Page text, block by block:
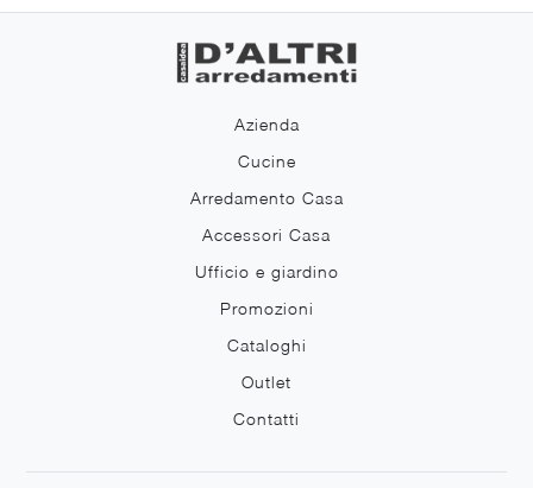
Azienda
Cucine
Arredamento Casa
Accessori Casa
Ufficio e giardino
Promozioni
Cataloghi
Outlet
Contatti